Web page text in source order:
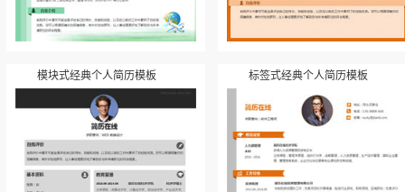
模块式经典个人简历模板 标签式经典个人简历模板